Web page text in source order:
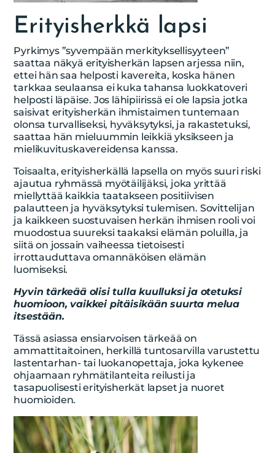
Erityisherkkä lapsi
Pyrkimys ”syvempään merkityksellisyyteen”
saattaa näkyä erityisherkän lapsen arjessa niin,
ettei hän saa helposti kavereita, koska hänen
tarkkaa seulaansa ei kuka tahansa luokkatoveri
helposti läpäise. Jos lähipiirissä ei ole lapsia jotka
saisivat erityisherkän ihmistaimen tuntemaan
olonsa turvalliseksi, hyväksytyksi, ja rakastetuksi,
saattaa hän mieluummin leikkiä yksikseen ja
mielikuvituskavereidensa kanssa.
Toisaalta, erityisherkällä lapsella on myös suuri riski
ajautua ryhmässä myötäilijäksi, joka yrittää
miellyttää kaikkia taatakseen positiivisen
palautteen ja hyväksytyksi tulemisen. Sovittelijan
ja kaikkeen suostuvaisen herkän ihmisen rooli voi
muodostua suureksi taakaksi elämän poluilla, ja
siitä on jossain vaiheessa tietoisesti
irrottauduttava omannäköisen elämän
luomiseksi.
Hyvin tärkeää olisi tulla kuulluksi ja otetuksi
huomioon, vaikkei pitäisikään suurta melua
itsestään.
Tässä asiassa ensiarvoisen tärkeää on
ammattitaitoinen, herkillä tuntosarvilla varustettu
lastentarhan- tai luokanopettaja, joka kykenee
ohjaamaan ryhmätilanteita reilusti ja
tasapuolisesti erityisherkät lapset ja nuoret
huomioiden.